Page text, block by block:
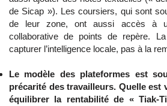
de Sicap »). Les coursiers, qui sont
de leur zone, ont aussi accès à
collaborative de points de repère.
capturer l’intelligence locale, pas à la
Le modèle des plateformes est
précarité des travailleurs. Quelle est
équilibrer la rentabilité de « Tiak-